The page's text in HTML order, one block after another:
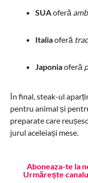
SUAoferă
Italiaoferă
Japoniaoferă
În final, steak-ul
pentru animal și
preparate care
jurul aceleiași mese.
Aboneaza-te la
Urmărește